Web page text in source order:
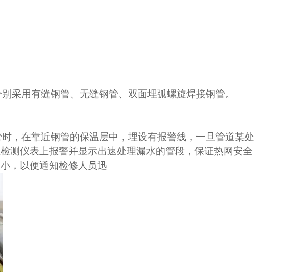
采用有缝钢管、无缝钢管、双面埋弧螺旋焊接钢管。
，在靠近钢管的保温层中，埋设有报警线，一旦管道某处
测仪表上报警并显示出速处理漏水的管段，保证热网安全
，以便通知检修人员迅